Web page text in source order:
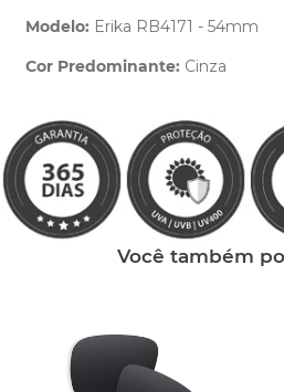
Modelo: Erika RB4171 - 54mm
Cor Predominante: Cinza
Você também